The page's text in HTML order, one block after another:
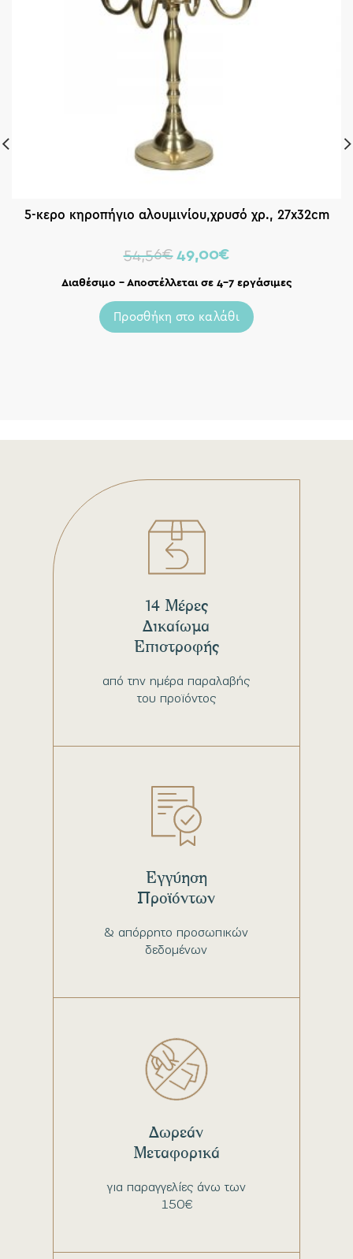
5-κερο κηροπήγιο αλουμινίου,χρυσό χρ., 27x32cm
54,56€ 49,00€
Διαθέσιμο – Αποστέλλεται σε 4-7 εργάσιμες
Προσθήκη στο καλάθι
από την ημέρα παραλαβής
του προϊόντος
14 Μέρες
Δικαίωμα
Επιστροφής
& απόρρητο προσωπικών
δεδομένων
Εγγύηση
Προϊόντων
για παραγγελίες άνω των
150€
Δωρεάν
Μεταφορικά